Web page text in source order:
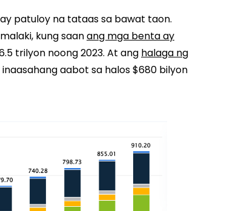
patuloy na tataas sa bawat taon.
kung saanang mga benta ay
trilyon noong 2023. At ang halaga ng
inaasahang aabot sa halos $680 bilyon